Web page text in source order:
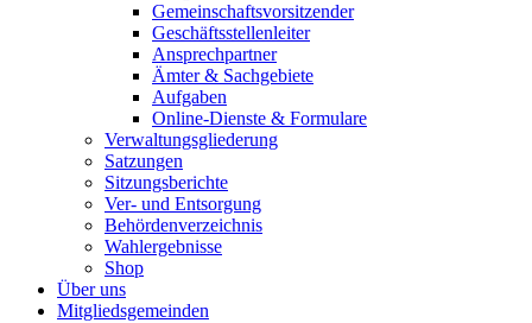
Gemeinschaftsvorsitzender
Geschäftsstellenleiter
Ansprechpartner
Ämter & Sachgebiete
Aufgaben
Online-Dienste & Formulare
Verwaltungsgliederung
Satzungen
Sitzungsberichte
Ver- und Entsorgung
Behördenverzeichnis
Wahlergebnisse
Shop
Über uns
Mitgliedsgemeinden